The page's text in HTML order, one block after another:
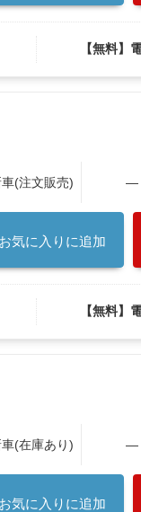
【無料】
車(注文販売) ―
お気に入りに追加
【無料】
車(在庫あり) ―
お気に入りに追加